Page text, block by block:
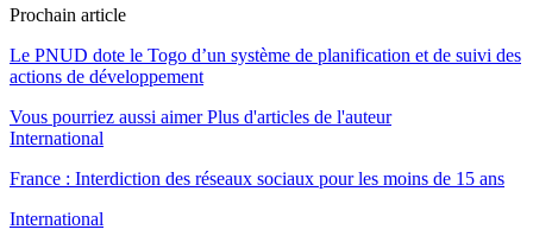
Prochain article
Le PNUD dote le Togo d’un système de planification et de suivi des
actions de développement
Vous pourriez aussi aimer Plus d'articles de l'auteur
International
France : Interdiction des réseaux sociaux pour les moins de 15 ans
International